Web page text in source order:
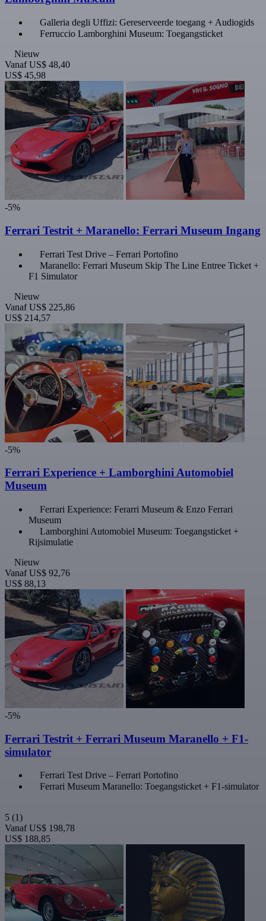
Galleria degli Uffizi: Gereserveerde toegang + Audiogids
Ferruccio Lamborghini Museum: Toegangsticket
Nieuw
Vanaf US$ 48,40
US$ 45,98
-5%
Ferrari Testrit + Maranello: Ferrari Museum Ingang
Ferrari Test Drive – Ferrari Portofino
Maranello: Ferrari Museum Skip The Line Entree Ticket +
F1 Simulator
Nieuw
Vanaf US$ 225,86
US$ 214,57
-5%
Ferrari Experience + Lamborghini Automobiel
Museum
Ferrari Experience: Ferarri Museum & Enzo Ferrari
Museum
Lamborghini Automobiel Museum: Toegangsticket +
Rijsimulatie
Nieuw
Vanaf US$ 92,76
US$ 88,13
-5%
Ferrari Testrit + Ferrari Museum Maranello + F1-
simulator
Ferrari Test Drive – Ferrari Portofino
Ferrari Museum Maranello: Toegangsticket + F1-simulator
5 (1)
Vanaf US$ 198,78
US$ 188,85